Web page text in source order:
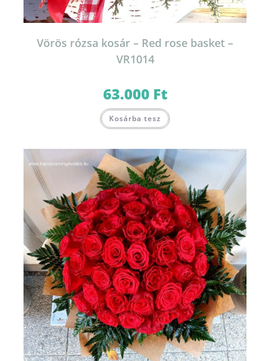
Vörös rózsa kosár – Red rose basket –
VR1014
63.000 Ft
Kosárba tesz